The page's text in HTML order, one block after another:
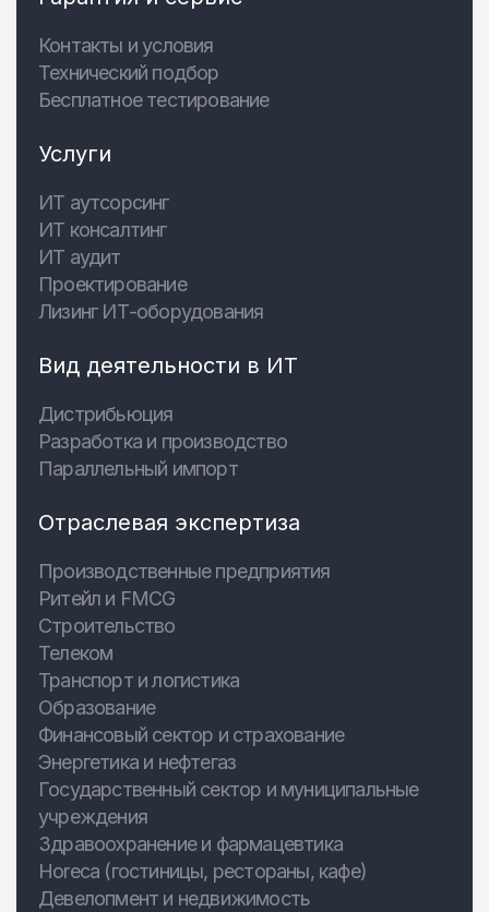
Контакты и условия
Технический подбор
Бесплатное тестирование
Услуги
ИТ аутсорсинг
ИТ консалтинг
ИТ аудит
Проектирование
Лизинг ИТ-оборудования
Вид деятельности в ИТ
Дистрибьюция
Разработка и производство
Параллельный импорт
Отраслевая экспертиза
Производственные предприятия
Ритейл и FMCG
Строительство
Телеком
Транспорт и логистика
Образование
Финансовый сектор и страхование
Энергетика и нефтегаз
Государственный сектор и муниципальные
учреждения
Здравоохранение и фармацевтика
Horeca (гостиницы, рестораны, кафе)
Девелопмент и недвижимость